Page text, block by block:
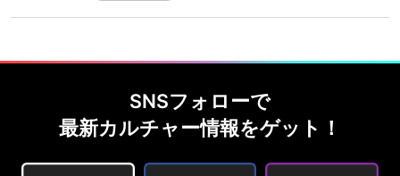
SNSフォローで
最新カルチャー情報をゲット！